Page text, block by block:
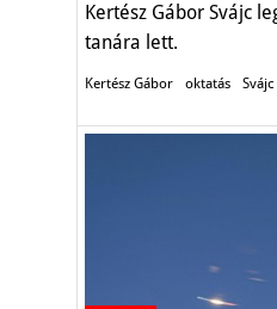
Kertész Gábor Svájc
tanára lett.
Kertész Gábor oktatás Svájc